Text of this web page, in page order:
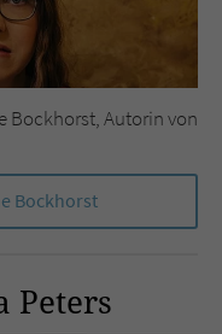
Bockhorst, Autorin von
Bockhorst
Peters